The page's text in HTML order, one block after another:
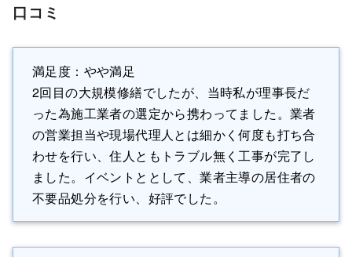
口コミ
満足度：やや満足
2回目の大規模修繕でしたが、当時私が理事長だ
った為施工業者の選定から携わってました。業者
の営業担当や現場代理人とは細かく何度も打ち合
わせを行い、住人ともトラブル無く工事が完了し
ました。イベントととして、業者主導の居住者の
不要品処分を行い、好評でした。